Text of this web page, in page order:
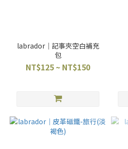
labrador｜記事夾空白補充
包
NT$125 ~ NT$150